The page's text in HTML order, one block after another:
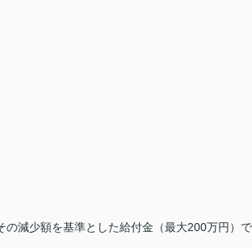
の減少額を基準とした給付金（最大200万円）で